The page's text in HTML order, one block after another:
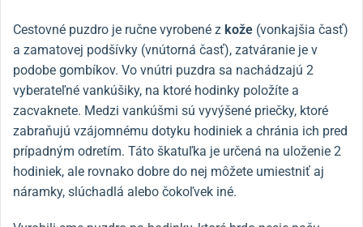
Cestovné puzdro je ručne vyrobené z kože (vonkajšia časť)
a zamatovej podšívky (vnútorná časť), zatváranie je v
podobe gombíkov. Vo vnútri puzdra sa nachádzajú 2
vyberateľné vankúšiky, na ktoré hodinky položíte a
zacvaknete. Medzi vankúšmi sú vyvýšené priečky, ktoré
zabraňujú vzájomnému dotyku hodiniek a chránia ich pred
prípadným odretím. Táto škatuľka je určená na uloženie 2
hodiniek, ale rovnako dobre do nej môžete umiestniť aj
náramky, slúchadlá alebo čokoľvek iné.